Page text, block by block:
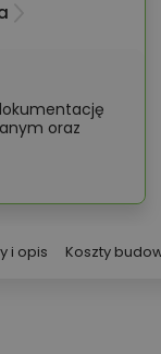
oraz
i opis Koszty